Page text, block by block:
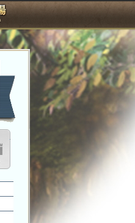
闘技場
ラクターに感情を抱く